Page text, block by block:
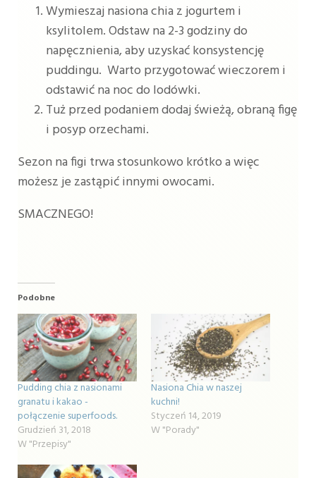
Wymieszaj nasiona chia z jogurtem i
ksylitolem. Odstaw na 2-3 godziny do
napęcznienia, aby uzyskać konsystencję
puddingu. Warto przygotować wieczorem i
odstawić na noc do lodówki.
Tuż przed podaniem dodaj świeżą, obraną figę
i posyp orzechami.
Sezon na figi trwa stosunkowo krótko a więc
możesz je zastąpić innymi owocami.
SMACZNEGO!
Podobne
Pudding chia z nasionami
granatu i kakao -
połączenie superfoods.
Grudzień 31, 2018
W "Przepisy"
Nasiona Chia w naszej
kuchni!
Styczeń 14, 2019
W "Porady"